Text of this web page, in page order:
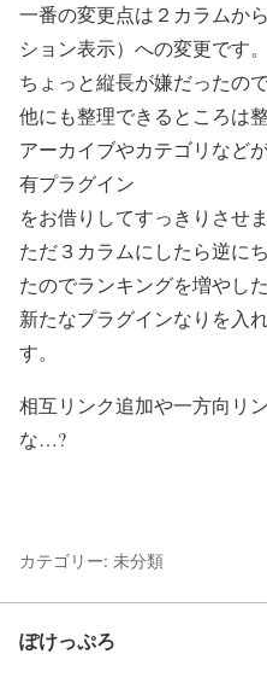
一番の変更点は２カラムか
ション表示）への変更です。
ちょっと縦長が嫌だったの
他にも整理できるところは
アーカイブやカテゴリなど
有プラグイン
をお借りしてすっきりさせま
ただ３カラムにしたら逆に
たのでランキングを増やし
新たなプラグインなりを入
す。
相互リンク追加や一方向リ
な…?
カテゴリー: 未分類
ぽけっぷろ